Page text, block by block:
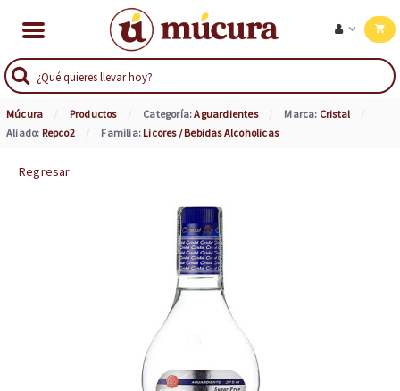
Múcura Productos Categoría:Aguardientes Marca: Cristal
Aliado: Repco2 Familia: Licores / Bebidas Alcoholicas
Regresar